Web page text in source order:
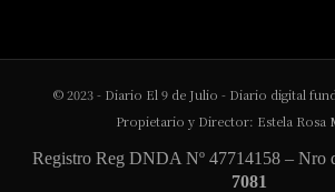
© 2023 - Diario El 9 de Julio - Diario digital
Propietario y Director: Estela Rosa
Registro Reg DNDA Nº 47714158 – Nro
7081